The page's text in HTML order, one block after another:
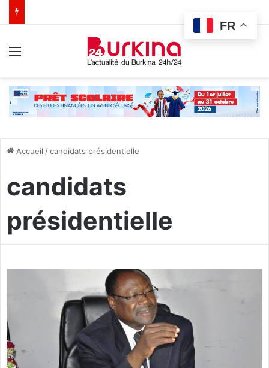
Accueil /candidats présidentielle
candidats
présidentielle
FR